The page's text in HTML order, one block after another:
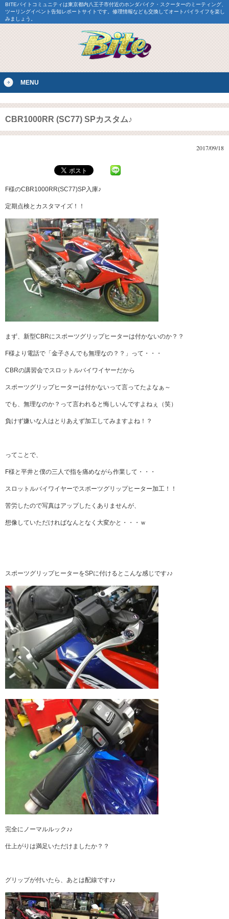
BITEバイトコミュニティは東京都内八王子市付近のホンダバイク・スクーターのミーティング、
ツーリングイベント告知レポートサイトです。修理情報なども交換してオートバイライフを楽し
みましょう。
MENU
CBR1000RR (SC77) SPカスタム♪
2017/09/18
F様のCBR1000RR(SC77)SP入庫♪
定期点検とカスタマイズ！！
まず、新型CBRにスポーツグリップヒーターは付かないのか？？
F様より電話で「金子さんでも無理なの？？」って・・・
CBRの講習会でスロットルバイワイヤーだから
スポーツグリップヒーターは付かないって言ってたよなぁ～
でも、無理なのか？って言われると悔しいんですよねぇ（笑）
負けず嫌いな人はとりあえず加工してみますよね！？
ってことで、
F様と平井と僕の三人で指を痛めながら作業して・・・
スロットルバイワイヤーでスポーツグリップヒーター加工！！
苦労したので写真はアップしたくありませんが、
想像していただければなんとなく大変かと・・・ｗ
スポーツグリップヒーターをSPに付けるとこんな感じです♪♪
完全にノーマルルック♪♪
仕上がりは満足いただけましたか？？
グリップが付いたら、あとは配線です♪♪